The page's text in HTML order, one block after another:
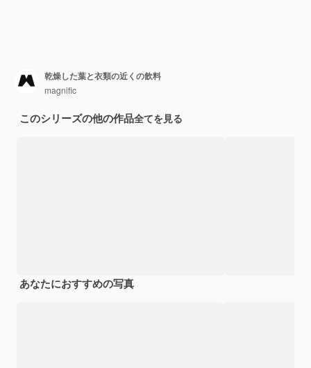
乾燥した葉と衣類の近くの飲料
magnific
このシリーズの他の作品全てを見る
あなたにおすすめの写真